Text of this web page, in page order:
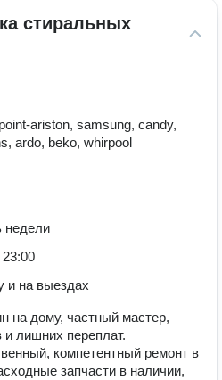
стиральных
ariston, samsung, candy,
ardo, beko, whirpool
недели
и на выездах
на дому, частный мастер,
и лишних переплат.
компетентный ремонт в
запчасти в наличии,